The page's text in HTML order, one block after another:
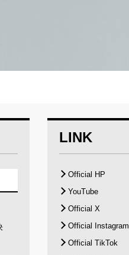
LINK
Official HP
YouTube
Official X
Official Instagram
Official TikTok